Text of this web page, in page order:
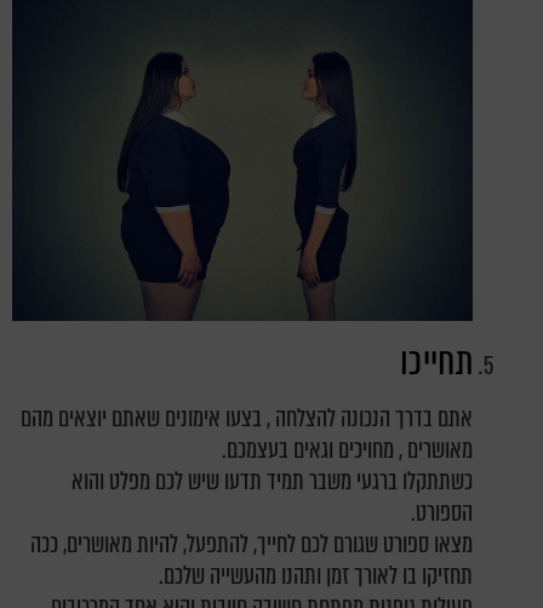
תחייכו
אתם בדרך הנכונה להצלחה , בצעו אימונים שאתם יוצאים מהם
מאושרים , מחויכים וגאים בעצמכם.
כשתתקלו ברגעי משבר תמיד תדעו שיש לכם מפלט והוא
הספורט.
מצאו ספורט שגורם לכם לחייך, להתפעל, להיות מאושרים, ככה
תחזיקו בו לאורך זמן ותהנו מהעשייה שלכם.